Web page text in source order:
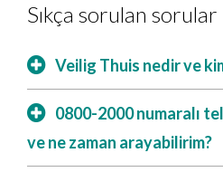
Sıkça sorulan sorular
Veilig Thuis nedir ve
0800-2000 numaralı
ve ne zaman arayabilirim?